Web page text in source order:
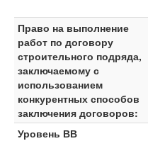
Право на выполнение
работ по договору
строительного подряда,
заключаемому с
использованием
конкурентных способов
заключения договоров:
Уровень ВВ